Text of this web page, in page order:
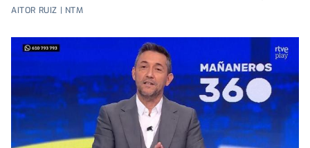
AITOR RUIZ | NTM